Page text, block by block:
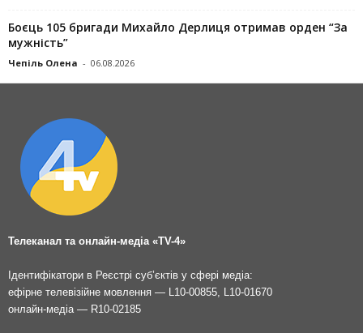
Боєць 105 бригади Михайло Дерлиця отримав орден “За
мужність”
Чепіль Олена - 06.08.2026
Телеканал та онлайн-медіа «TV-4»
Ідентифікатори в Реєстрі суб’єктів у сфері медіа:
ефірне телевізійне мовлення — L10-00855, L10-01670
онлайн-медіа — R10-02185